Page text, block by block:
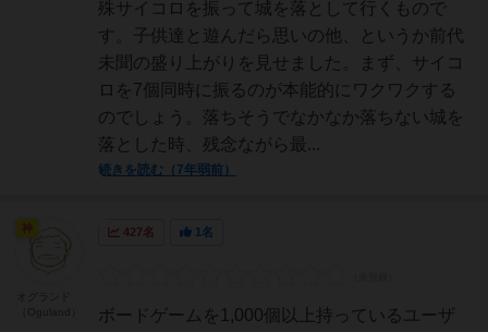
殊サイコロを振って城を落として行くもので
す。子供達と遊んだら思いの他、というか前代
未聞の盛り上がりを見せました。まず、サイコ
ロを7個同時に振るのが本能的にワクワクする
のでしょう。落ちそうでなかなか落ちない城を
落とした時、残念ながら最...
続きを読む（7年弱前）
427名 1名
ボードゲームを1,000個以上持っているユーザ